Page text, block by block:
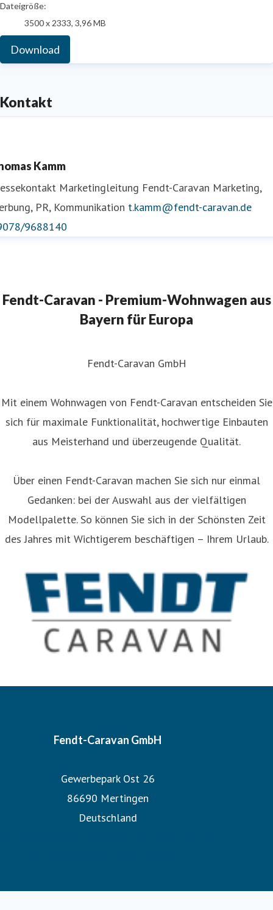
Dateigröße:
3500 x 2333, 3,96 MB
Download
Kontakt
Kamm
Marketingleitung Fendt-Caravan Marketing,
PR, Kommunikation t.kamm@fendt-caravan.de
9688140
Fendt-Caravan - Premium-Wohnwagen aus
Bayern für Europa
Fendt-Caravan GmbH
Mit einem Wohnwagen von Fendt-Caravan entscheiden Sie
sich für maximale Funktionalität, hochwertige Einbauten
aus Meisterhand und überzeugende Qualität.
Über einen Fendt-Caravan machen Sie sich nur einmal
Gedanken: bei der Auswahl aus der vielfältigen
Modellpalette. So können Sie sich in der Schönsten Zeit
des Jahres mit Wichtigerem beschäftigen – Ihrem Urlaub.
Fendt-Caravan GmbH
Gewerbepark Ost 26
86690 Mertingen
Deutschland